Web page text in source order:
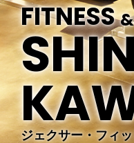
FITNESS &
ジェクサー・フィ